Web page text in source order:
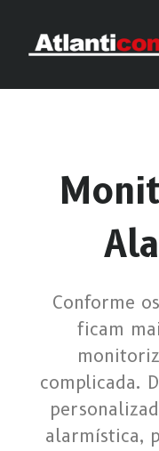
Conforme
ficam
complicada.
alarmística,